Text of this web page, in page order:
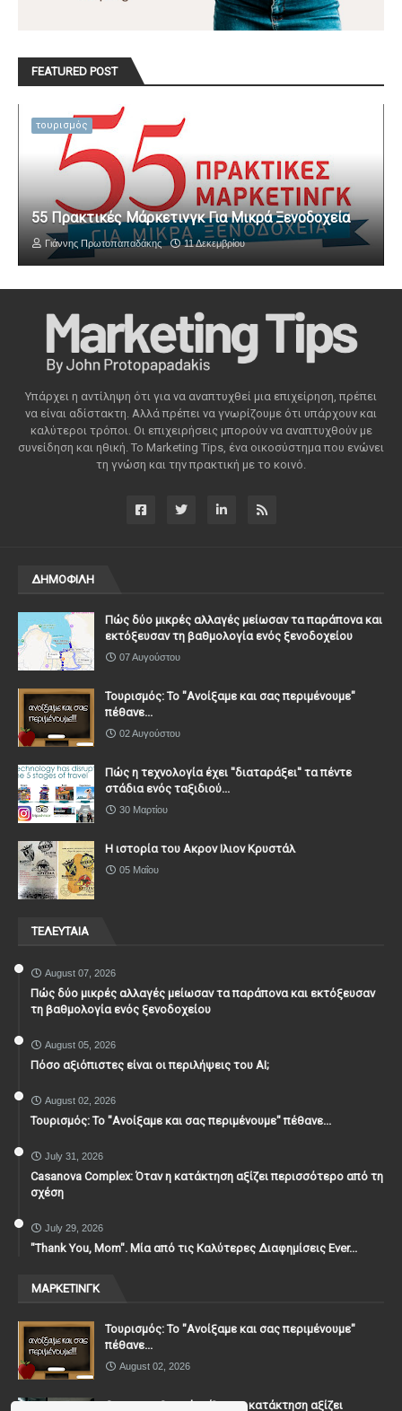
FEATURED POST
τουρισμός
55 Πρακτικές Μάρκετινγκ Για Μικρά Ξενοδοχεία
Γιάννης Πρωτοπαπαδάκης 11 Δεκεμβρίου
Υπάρχει η αντίληψη ότι για να αναπτυχθεί μια επιχείρηση, πρέπει
να είναι αδίστακτη. Αλλά πρέπει να γνωρίζουμε ότι υπάρχουν και
καλύτεροι τρόποι. Οι επιχειρήσεις μπορούν να αναπτυχθούν με
συνείδηση ​​και ηθική. Το Marketing Tips, ένα οικοσύστημα που ενώνει
τη γνώση και την πρακτική με το κοινό.
ΔΗΜΟΦΙΛΗ
Πώς δύο μικρές αλλαγές μείωσαν τα παράπονα και
εκτόξευσαν τη βαθμολογία ενός ξενοδοχείου
07 Αυγούστου
Τουρισμός: Το "Ανοίξαμε και σας περιμένουμε"
πέθανε...
02 Αυγούστου
Πώς η τεχνολογία έχει ''διαταράξει'' τα πέντε
στάδια ενός ταξιδιού...
30 Μαρτίου
Η ιστορία του Ακρον Ιλιον Κρυστάλ
05 Μαΐου
ΤΕΛΕΥΤΑΙΑ
August 07, 2026
Πώς δύο μικρές αλλαγές μείωσαν τα παράπονα και εκτόξευσαν
τη βαθμολογία ενός ξενοδοχείου
August 05, 2026
Πόσο αξιόπιστες είναι οι περιλήψεις του ΑΙ;
August 02, 2026
Τουρισμός: Το "Ανοίξαμε και σας περιμένουμε" πέθανε...
July 31, 2026
Casanova Complex: Όταν η κατάκτηση αξίζει περισσότερο από τη
σχέση
July 29, 2026
"Thank You, Mοm". Μία από τις Καλύτερες Διαφημίσεις Ever...
ΜΑΡΚΕΤΙΝΓΚ
Τουρισμός: Το "Ανοίξαμε και σας περιμένουμε"
πέθανε...
August 02, 2026
Casanova Complex: Όταν η κατάκτηση αξίζει